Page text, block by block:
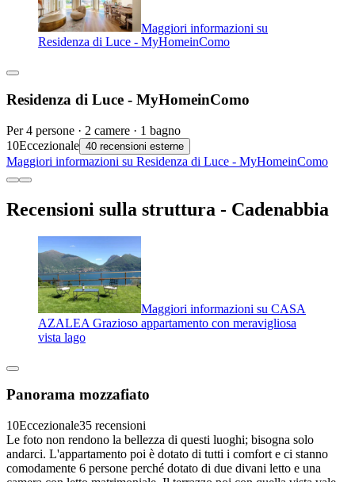
Maggiori informazioni su
Residenza di Luce - MyHomeinComo
Residenza di Luce - MyHomeinComo
Per 4 persone · 2 camere · 1 bagno
10Eccezionale 40 recensioni esterne
Maggiori informazioni su Residenza di Luce - MyHomeinComo
Recensioni sulla struttura - Cadenabbia
Maggiori informazioni su CASA
AZALEA Grazioso appartamento con meravigliosa
vista lago
Panorama mozzafiato
10Eccezionale35 recensioni
Le foto non rendono la bellezza di questi luoghi; bisogna solo
andarci. L'appartamento poi è dotato di tutti i comfort e ci stanno
comodamente 6 persone perché dotato di due divani letto e una